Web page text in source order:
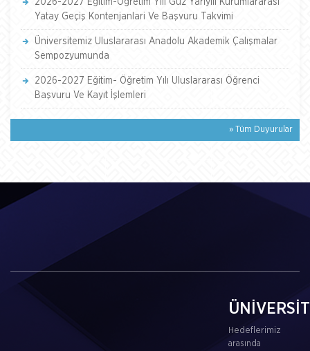
Yatay Geçiş Kontenjanlari Ve Başvuru Takvimi
Üniversitemiz Uluslararası Anadolu Akademik Çalışmalar
Sempozyumunda
2026-2027 Eğitim- Öğretim Yılı Uluslararası Öğrenci
Başvuru Ve Kayıt İşlemleri
» Tüm Duyurular
Hedeflerimiz
arasında